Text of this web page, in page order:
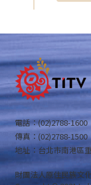
電話：(02)2788-1600
傳真：(02)2788-1500
地址：台北市南港區
財團法人原住民族文